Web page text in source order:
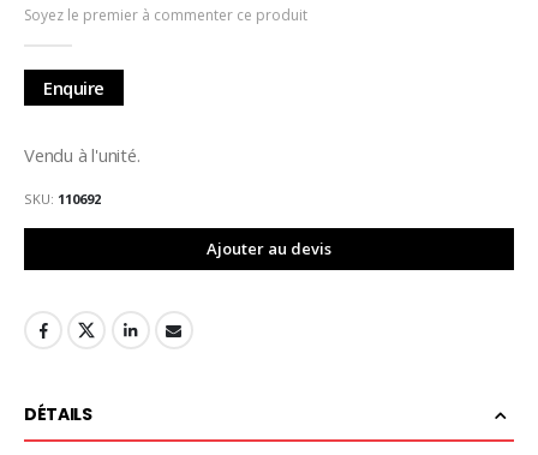
d’images
Soyez le premier à commenter ce produit
Enquire
Vendu à l'unité.
SKU 110692
Ajouter au devis
DÉTAILS